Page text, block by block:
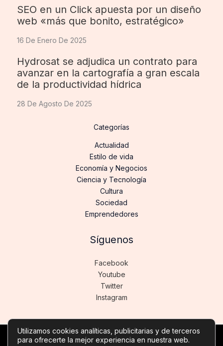
SEO en un Click apuesta por un diseño
web «más que bonito, estratégico»
16 De Enero De 2025
Hydrosat se adjudica un contrato para
avanzar en la cartografía a gran escala
de la productividad hídrica
28 De Agosto De 2025
Categorías
Actualidad
Estilo de vida
Economía y Negocios
Ciencia y Tecnología
Cultura
Sociedad
Emprendedores
Síguenos
Facebook
Youtube
Twitter
Instagram
Utilizamos cookies analíticas, publicitarias y de terceros
para ofrecerte la mejor experiencia en nuestra web.